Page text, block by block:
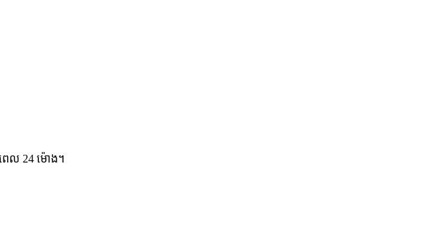
េល 24 ម៉ោង។